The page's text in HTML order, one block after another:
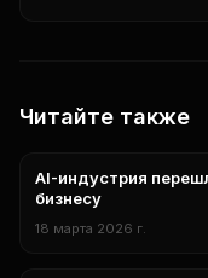
Читайте также
аналитика
AI-индустрия
бизнесу
18 марта 2026 г.